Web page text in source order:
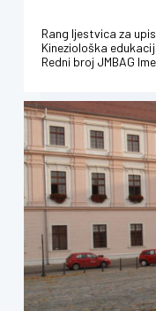
Rang ljestvica za
Kineziološka
Redni broj JMBAG